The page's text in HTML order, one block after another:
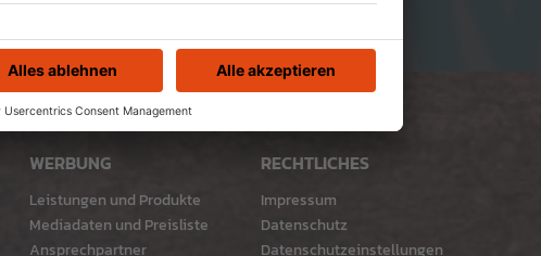
WERBUNG
Leistungen und Produkte
Mediadaten und Preisliste
Ansprechpartner
RECHTLICHES
Impressum
Datenschutz
Datenschutzeinstellungen